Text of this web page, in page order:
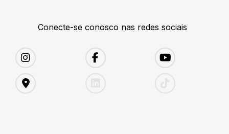
Conecte-se conosco nas redes sociais